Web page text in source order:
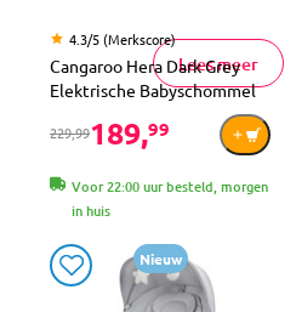
Lees meer
4.3/5 (Merkscore)
Cangaroo Hera Dark Grey
Elektrische Babyschommel
229,99189,99
Voor 22:00 uur besteld, morgen
in huis
Nieuw